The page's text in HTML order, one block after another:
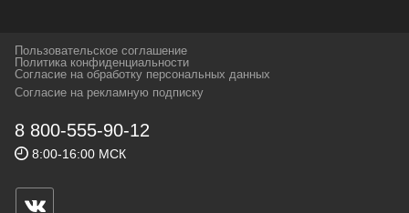
и взыскательных путешественников,
спортсменов и отдыхающих.
Геннадьевич
ИНН 590300057023 ОГРН 304590319000121
ул.Советская, 25, магазин Басег.
Пользовательское соглашение
Политика конфиденциальности
Согласие на обработку персональных данных
Согласие на рекламную подписку
8 800-555-90-12
8:00-16:00 МСК